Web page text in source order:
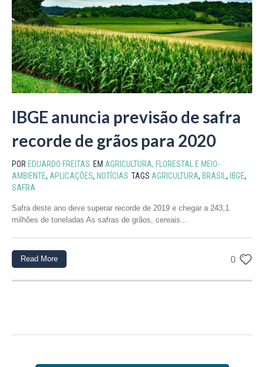
IBGE anuncia previsão de safra
recorde de grãos para 2020
POR EDUARDO FREITAS EM AGRICULTURA, FLORESTAL E MEIO-
AMBIENTE, APLICAÇÕES, NOTÍCIAS TAGS AGRICULTURA, BRASIL , IBGE,
SAFRA
Safra deste ano deve superar recorde de 2019 e chegar a 243,1
milhões de toneladas As safras de grãos, cereais...
0
Read More